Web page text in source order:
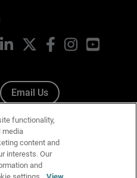
LinkedIn FacebookInstagramYouTube
Email Us
functionality,
media
content and
interests. Our
and